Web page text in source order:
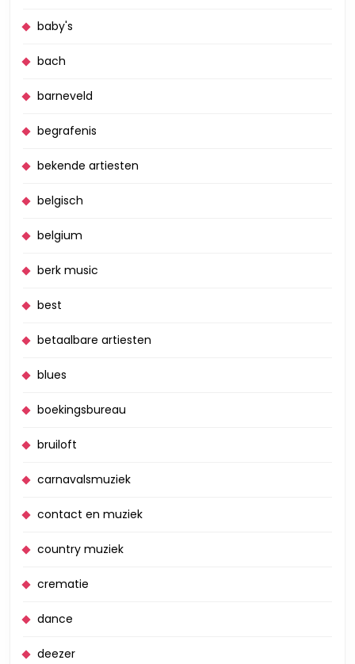
baby's
bach
barneveld
begrafenis
bekende artiesten
belgisch
belgium
berk music
best
betaalbare artiesten
blues
boekingsbureau
bruiloft
carnavalsmuziek
contact en muziek
country muziek
crematie
dance
deezer